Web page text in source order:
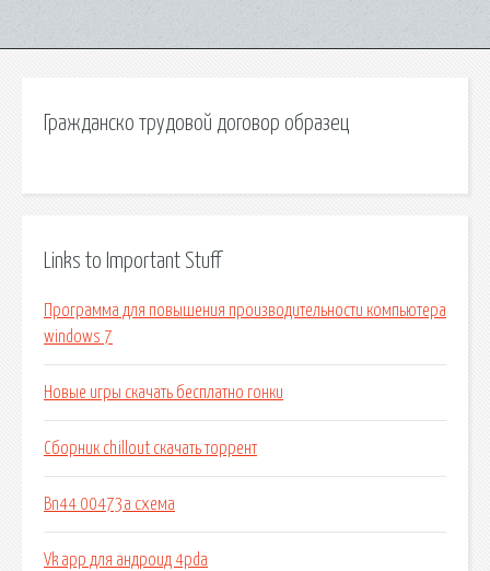
Гражданско трудовой договор образец
Links to Important Stuff
Программа для повышения производительности компьютера
windows 7
Новые игры скачать бесплатно гонки
Сборник chillout скачать торрент
Bn44 00473a схема
Vk app для андроид 4pda